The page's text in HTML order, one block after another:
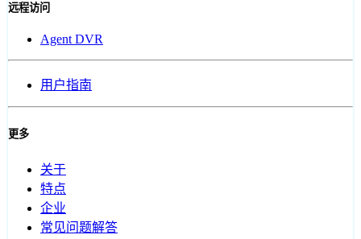
远程访问
Agent DVR
用户指南
更多
关于
特点
企业
常见问题解答